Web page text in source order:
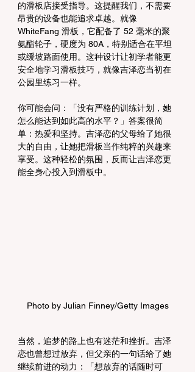
的滑板店接受指导。这提醒我们，不需要
昂贵的设备也能追求卓越。就像
WhiteFang 滑板，它配备了 52 毫米的聚
氨酯轮子，硬度为 80A，特别适合在平坦
或缓坡路面使用。这种设计让初学者能更
安全地学习滑板技巧，就像吉泽恋当初在
公园里练习一样。
你可能会问：「没有严格的训练计划，她
怎么能达到如此高的水平？」答案很简
单：热爱和坚持。吉泽恋的父母给了她很
大的自由，让她把滑板当作纯粹的兴趣来
享受。这种轻松的氛围，反而让吉泽恋更
能全身心投入到滑板中。
Photo by Julian Finney/Getty Images
当然，追梦的路上也有迷茫和挫折。吉泽
恋也曾想过放弃，但父亲的一句话给了她
继续前进的动力：「想放弃的话随时可